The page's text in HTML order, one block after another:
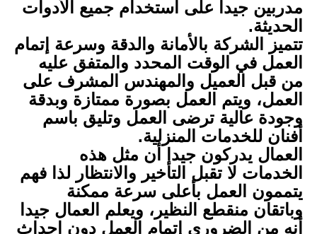
مدربين جيدا على استخدام جميع الأدوات
الحديثة.
تتميز الشركة بالأمانة والدقة وسرعة إتمام
العمل في الوقت المحدد والمتفق عليه
من قبل العميل والمهندس المشرف على
العمل، ويتم العمل بصورة ممتازة وبدقة
وجودة عالية ترضى العمل وتليق باسم
أفنان للخدمات المنزلية.
العمال يدركون جيدا أن مثل هذه
الخدمات لا تقبل التأخير والانتظار لذا فهم
يتممون العمل بأعلى سرعة ممكنة
وباتقان منقطع النظير، ويعلم العمال جيدا
أنه من الضرورى إتمام العمل دون احداث